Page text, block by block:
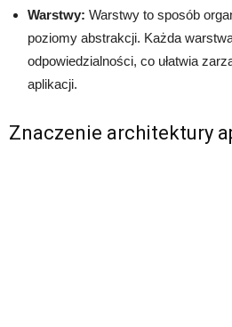
Warstwy: Warstwy to sposób
poziomy abstrakcji. Każda
odpowiedzialności, co ułatwia
aplikacji.
Znaczenie architektury